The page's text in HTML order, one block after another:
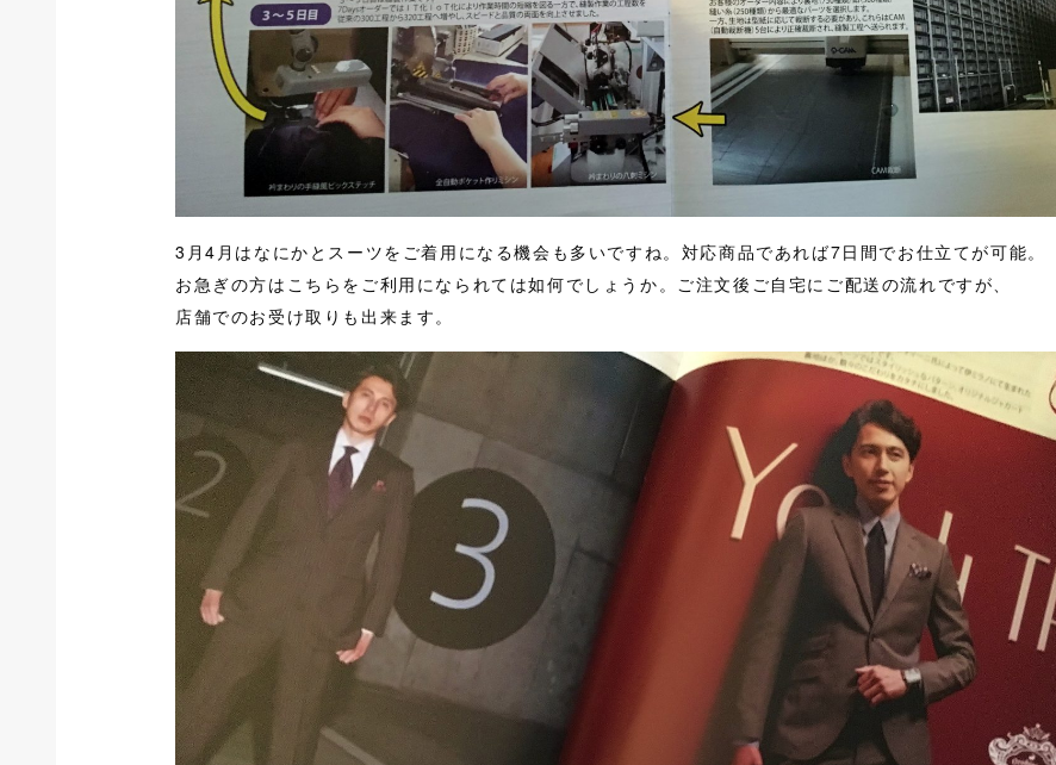
3月4月はなにかとスーツをご着用になる機会も多いですね。対応商品であれば7日間でお仕立てが可能。
お急ぎの方はこちらをご利用になられては如何でしょうか。ご注文後ご自宅にご配送の流れですが、
店舗でのお受け取りも出来ます。